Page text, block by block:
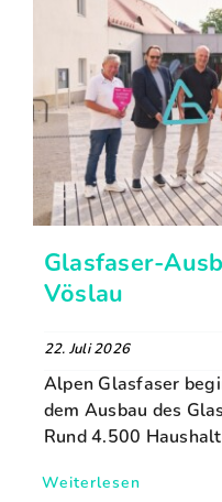
Glasfaser-
Vöslau
22. Juli 2026
Alpen Glasfaser
dem Ausbau des
Rund 4.500
Weiterlesen